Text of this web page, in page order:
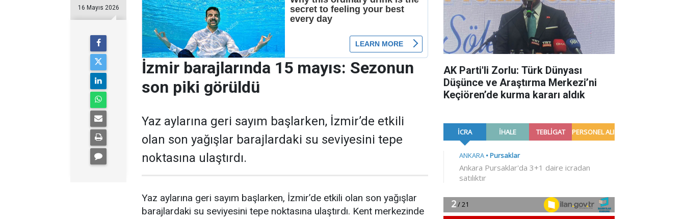
16 Mayıs 2026
İzmir barajlarında 15 mayıs: Sezonun
son piki görüldü
Yaz aylarına geri sayım başlarken, İzmir’de etkili
olan son yağışlar barajlardaki su seviyesini tepe
noktasına ulaştırdı.
Yaz aylarına geri sayım başlarken, İzmir’de etkili olan son yağışlar
barajlardaki su seviyesini tepe noktasına ulaştırdı. Kent merkezinde
AK Parti'li Zorlu: Türk Dünyası
Düşünce ve Araştırma Merkezi’ni
Keçiören’de kurma kararı aldık